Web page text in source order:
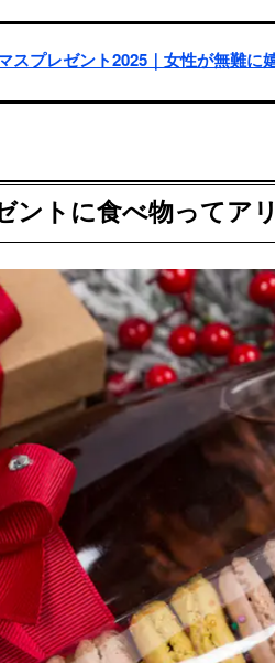
スプレゼント2025｜女性が無難に
ントに食べ物ってア